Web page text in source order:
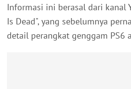
Informasi ini berasal dari kanal
Is Dead", yang sebelumnya
detail perangkat genggam PS6